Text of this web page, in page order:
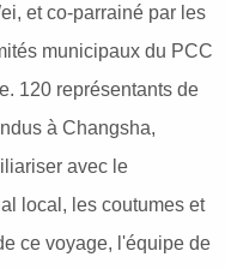
et co-parrainé par les
municipaux du PCC
120 représentants de
à Changsha,
avec le
local, les coutumes et
ce voyage, l'équipe de